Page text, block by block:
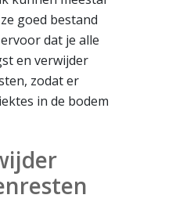
goed bestand
dat je alle
en verwijder
zodat er
in de bodem